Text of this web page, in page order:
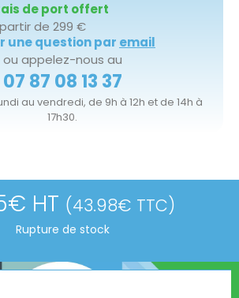
de port offert
de 299 €
une question par email
ou appelez-nous au
07 87 08 13 37
au vendredi, de 9h à 12h et de 14h à
17h30.
€ HT (43.98€ TTC)
Rupture de stock